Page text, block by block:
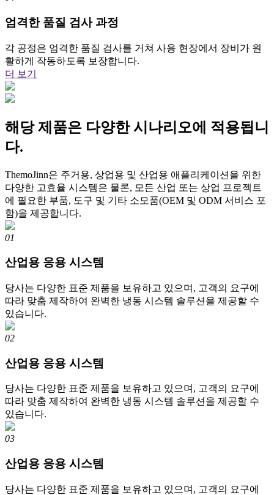
엄격한 품질 검사 과정
각 공정은 엄격한 품질 검사를 거쳐 사용 현장에서 장비가 원
활하게 작동하도록 보장합니다.
더 보기
해당 제품은 다양한 시나리오에 적용됩니
다.
ThemoJinn은 주거용, 상업용 및 산업용 애플리케이션을 위한
다양한 고효율 시스템은 물론, 모든 산업 또는 상업 프로젝트
에 필요한 부품, 도구 및 기타 소모품(OEM 및 ODM 서비스 포
함)을 제공합니다.
01
산업용 응용 시스템
당사는 다양한 표준 제품을 보유하고 있으며, 고객의 요구에
따라 맞춤 제작하여 완벽한 냉동 시스템 솔루션을 제공할 수
있습니다.
02
산업용 응용 시스템
당사는 다양한 표준 제품을 보유하고 있으며, 고객의 요구에
따라 맞춤 제작하여 완벽한 냉동 시스템 솔루션을 제공할 수
있습니다.
03
산업용 응용 시스템
당사는 다양한 표준 제품을 보유하고 있으며, 고객의 요구에